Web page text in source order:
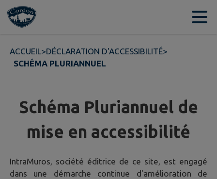
Contenu
ACCUEIL>DÉCLARATION D'ACCESSIBILITÉ>
SCHÉMA PLURIANNUEL
Schéma Pluriannuel de
mise en accessibilité
IntraMuros, société éditrice de ce site, est engagé
dans une démarche continue d'amélioration de